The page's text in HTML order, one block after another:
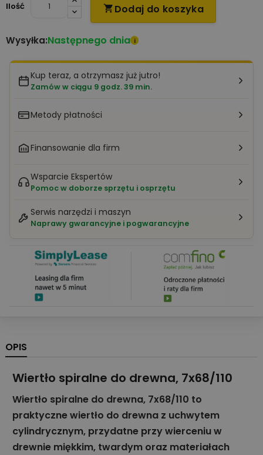
Ilość
 Dodaj do koszyka
Wysyłka:Następnego dnia i
Kup teraz, a otrzymasz już jutro!
Zamów w ciągu 9 godz. 39 min.
Metody płatności
Finansowanie dla firm
Wsparcie Ekspertów
Pomoc w doborze sprzętu i osprzętu
Serwis narzędzi i maszyn
Naprawy gwarancyjne i pogwarancyjne
OPIS
Wiertło spiralne do drewna, 7x68/110
Wiertło spiralne do drewna, 7x68/110 to
praktyczne wiertło do drewna z uchwytem
cylindrycznym, przydatne przy wierceniu w
drewnie miękkim, twardym oraz materiałach